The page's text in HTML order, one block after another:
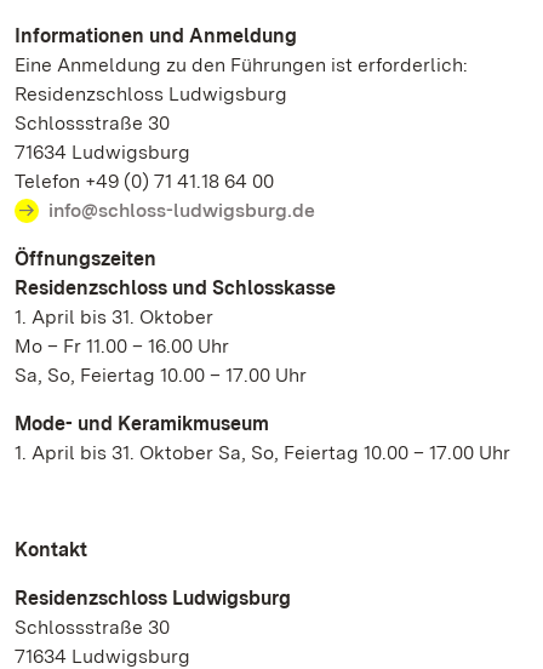
Informationen und Anmeldung
Eine Anmeldung zu den Führungen ist erforderlich:
Residenzschloss Ludwigsburg
Schlossstraße 30
71634 Ludwigsburg
Telefon +49 (0) 71 41.18 64 00
info@schloss-ludwigsburg.de
Öffnungszeiten
Residenzschloss und Schlosskasse
1. April bis 31. Oktober
Mo – Fr 11.00 – 16.00 Uhr
Sa, So, Feiertag 10.00 – 17.00 Uhr
Mode- und Keramikmuseum
1. April bis 31. Oktober Sa, So, Feiertag 10.00 – 17.00 Uhr
Kontakt
Residenzschloss Ludwigsburg
Schlossstraße 30
71634 Ludwigsburg